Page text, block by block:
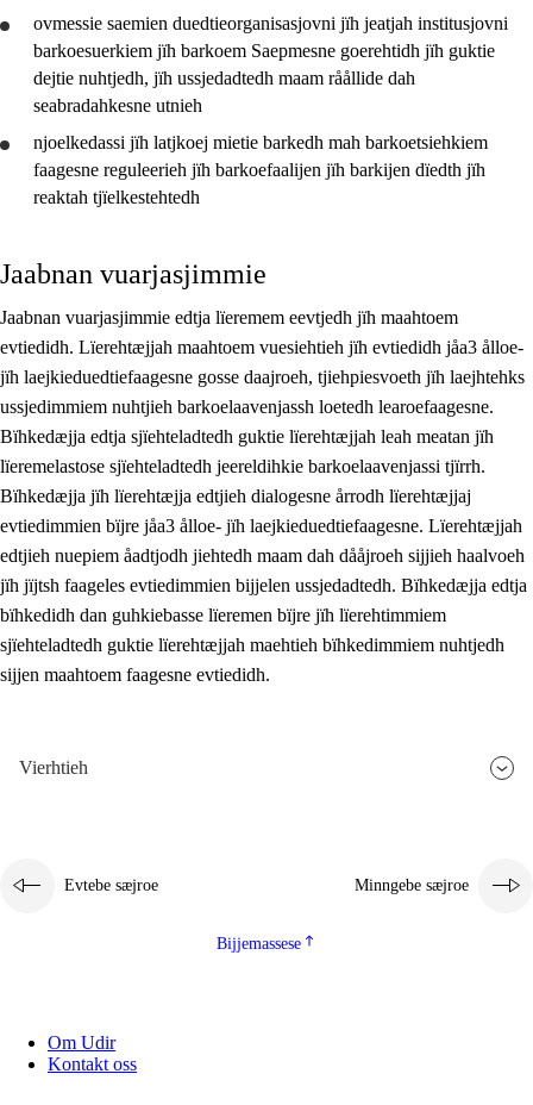
ovmessie saemien duedtieorganisasjovni jïh jeatjah institusjovni
barkoesuerkiem jïh barkoem Saepmesne goerehtidh jïh guktie
dejtie nuhtjedh, jïh ussjedadtedh maam råållide dah
seabradahkesne utnieh
njoelkedassi jïh latjkoej mietie barkedh mah barkoetsiehkiem
faagesne reguleerieh jïh barkoefaalijen jïh barkijen dïedth jïh
reaktah tjïelkestehtedh
Jaabnan vuarjasjimmie
Jaabnan vuarjasjimmie edtja lïeremem eevtjedh jïh maahtoem
evtiedidh. Lïerehtæjjah maahtoem vuesiehtieh jïh evtiedidh jåa3 ålloe-
jïh laejkieduedtiefaagesne gosse daajroeh, tjiehpiesvoeth jïh laejhtehks
ussjedimmiem nuhtjieh barkoelaavenjassh loetedh learoefaagesne.
Bïhkedæjja edtja sjïehteladtedh guktie lïerehtæjjah leah meatan jïh
lïeremelastose sjïehteladtedh jeereldihkie barkoelaavenjassi tjïrrh.
Bïhkedæjja jïh lïerehtæjja edtjieh dialogesne årrodh lïerehtæjjaj
evtiedimmien bïjre jåa3 ålloe- jïh laejkieduedtiefaagesne. Lïerehtæjjah
edtjieh nuepiem åadtjodh jiehtedh maam dah dååjroeh sijjieh haalvoeh
jïh jïjtsh faageles evtiedimmien bijjelen ussjedadtedh. Bïhkedæjja edtja
bïhkedidh dan guhkiebasse lïeremen bïjre jïh lïerehtimmiem
sjïehteladtedh guktie lïerehtæjjah maehtieh bïhkedimmiem nuhtjedh
sijjen maahtoem faagesne evtiedidh.
Vierhtieh
Evtebe sæjroe Minngebe sæjroe
Bijjemassese
Om Udir
Kontakt oss